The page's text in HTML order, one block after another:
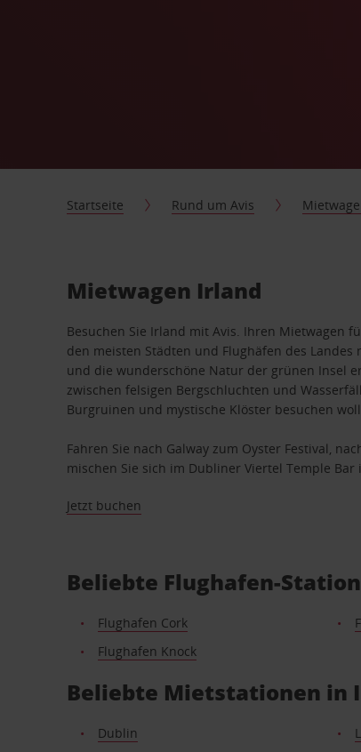
Startseite Rund um Avis
Mietwagen Irland
Besuchen Sie Irland mit Avis. Ihren Mietwagen
den meisten Städten und Flughäfen des Landes
und die wunderschöne Natur der grünen Insel
zwischen felsigen Bergschluchten und
Burgruinen und mystische Klöster besuchen
Fahren Sie nach Galway zum Oyster Festival,
mischen Sie sich im Dubliner Viertel Temple
Jetzt buchen
Beliebte Flughafen-
Flughafen Cork
Flughafen Knock
Beliebte Mietstationen in
Dublin